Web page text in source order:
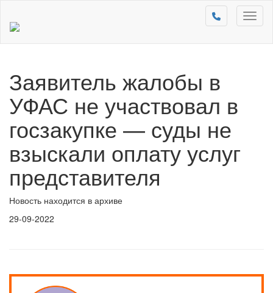
Заявитель жалобы в
УФАС не участвовал в
госзакупке — суды не
взыскали оплату услуг
представителя
Новость находится в архиве
29-09-2022